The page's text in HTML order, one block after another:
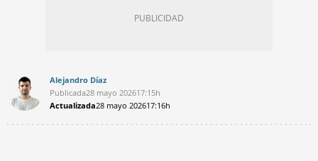
Alejandro Díaz
Publicada28 mayo 202617:15h
Actualizada28 mayo 202617:16h